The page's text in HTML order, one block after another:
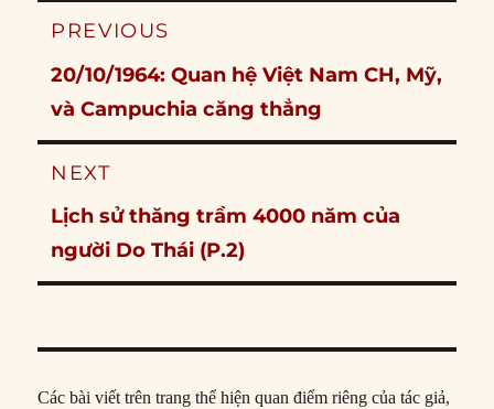
Post
PREVIOUS
Previous
post:
20/10/1964: Quan hệ Việt Nam CH, Mỹ,
và Campuchia căng thẳng
NEXT
Next
post:
Lịch sử thăng trầm 4000 năm của
người Do Thái (P.2)
Các bài viết trên trang thể hiện quan điểm riêng của tác giả,